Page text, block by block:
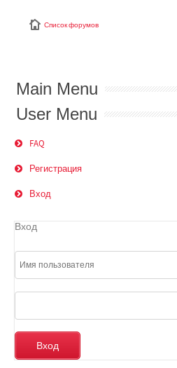
Список форумов
Main Menu
User Menu
FAQ
Регистрация
Вход
Вход